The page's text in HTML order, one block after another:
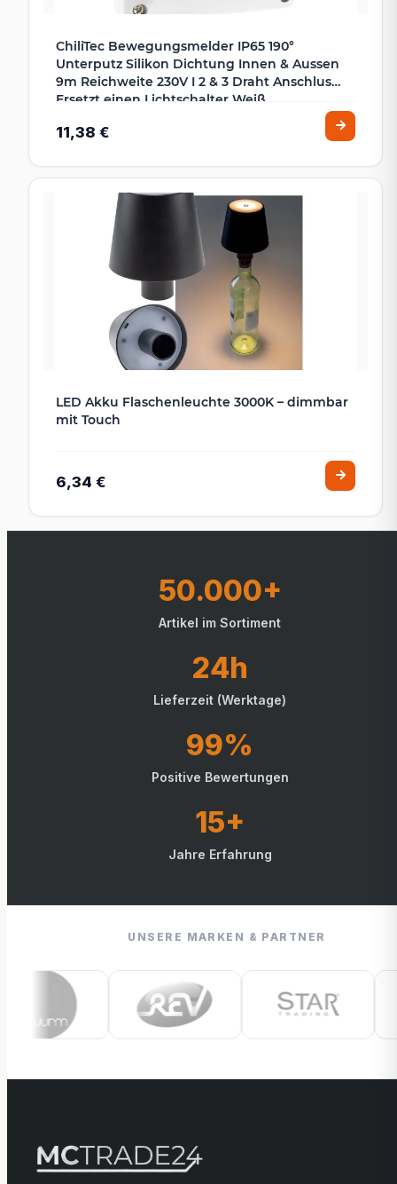
ChiliTec Bewegungsmelder IP65 190°
Unterputz Silikon Dichtung Innen & Aussen
9m Reichweite 230V I 2 & 3 Draht Anschlus
Ersetzt einen Lichtschalter Weiß
11,38 €
LED Akku Flaschenleuchte 3000K – dimmbar
mit Touch
6,34 €
50.000+
Artikel im Sortiment
24h
Lieferzeit (Werktage)
99%
Positive Bewertungen
15+
Jahre Erfahrung
UNSERE MARKEN & PARTNER